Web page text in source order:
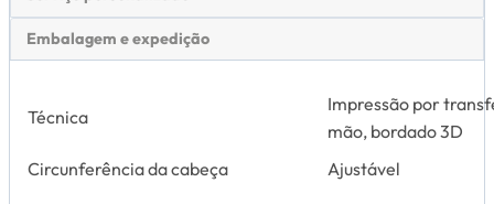
Embalagem e expedição
Técnica
Impressão por
mão, bordado 3D
Circunferência da cabeça
Ajustável